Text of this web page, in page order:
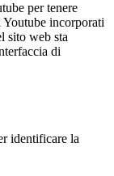
per tenere
incorporati
sito web sta
di
identificare la